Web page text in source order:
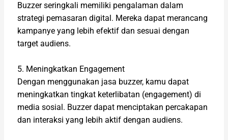
Buzzer seringkali memiliki pengalaman dalam
strategi pemasaran digital. Mereka dapat merancang
kampanye yang lebih efektif dan sesuai dengan
target audiens.
5. Meningkatkan Engagement
Dengan menggunakan jasa buzzer, kamu dapat
meningkatkan tingkat keterlibatan (engagement) di
media sosial. Buzzer dapat menciptakan percakapan
dan interaksi yang lebih aktif dengan audiens.